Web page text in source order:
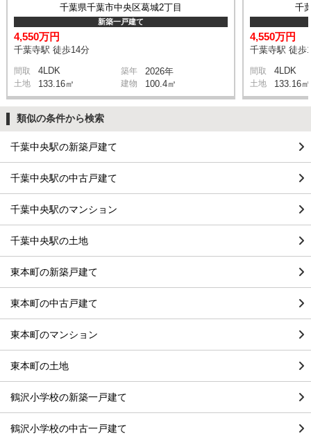
千葉県千葉市中央区葛城2丁目
新築一戸建て
4,550万円
千葉寺駅 徒歩14分
間取 4LDK 築年 2026年
土地 133.16㎡ 建物 100.4㎡
千
4,550万円
千葉寺駅 徒歩
間取 4LDK
土地 133.16㎡
類似の条件から検索
千葉中央駅の新築戸建て
千葉中央駅の中古戸建て
千葉中央駅のマンション
千葉中央駅の土地
東本町の新築戸建て
東本町の中古戸建て
東本町のマンション
東本町の土地
鶴沢小学校の新築一戸建て
鶴沢小学校の中古一戸建て